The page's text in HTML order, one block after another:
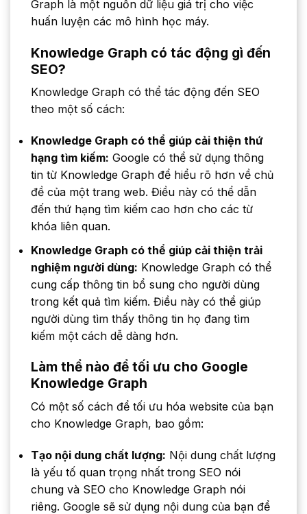
Graph là một nguồn dữ liệu giá trị cho việc
huấn luyện các mô hình học máy.
Knowledge Graph có tác động gì đến
SEO?
Knowledge Graph có thể tác động đến SEO
theo một số cách:
Knowledge Graph có thể giúp cải thiện thứ
hạng tìm kiếm: Google có thể sử dụng thông
tin từ Knowledge Graph để hiểu rõ hơn về chủ
đề của một trang web. Điều này có thể dẫn
đến thứ hạng tìm kiếm cao hơn cho các từ
khóa liên quan.
Knowledge Graph có thể giúp cải thiện trải
nghiệm người dùng: Knowledge Graph có thể
cung cấp thông tin bổ sung cho người dùng
trong kết quả tìm kiếm. Điều này có thể giúp
người dùng tìm thấy thông tin họ đang tìm
kiếm một cách dễ dàng hơn.
Làm thể nào để tối ưu cho Google
Knowledge Graph
Có một số cách để tối ưu hóa website của bạn
cho Knowledge Graph, bao gồm:
Tạo nội dung chất lượng: Nội dung chất lượng
là yếu tố quan trọng nhất trong SEO nói
chung và SEO cho Knowledge Graph nói
riêng. Google sẽ sử dụng nội dung của bạn để